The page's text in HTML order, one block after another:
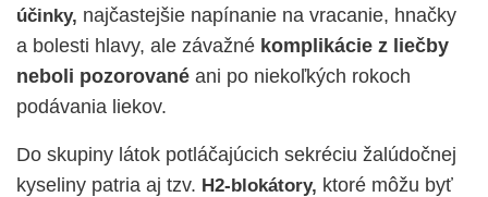
účinky, najčastejšie napínanie na vracanie, hnačky
a bolesti hlavy, ale závažné komplikácie z liečby
neboli pozorované ani po niekoľkých rokoch
podávania liekov.
Do skupiny látok potláčajúcich sekréciu žalúdočnej
kyseliny patria aj tzv. H2-blokátory, ktoré môžu byť